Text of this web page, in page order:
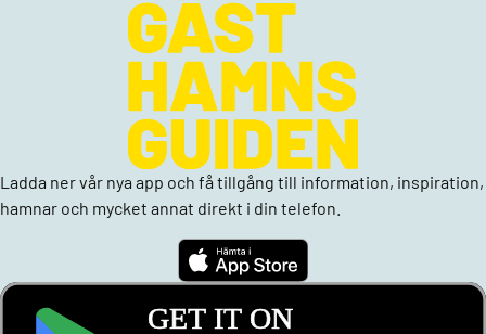
Ladda ner vår nya app och få tillgång till information, inspiration,
hamnar och mycket annat direkt i din telefon.